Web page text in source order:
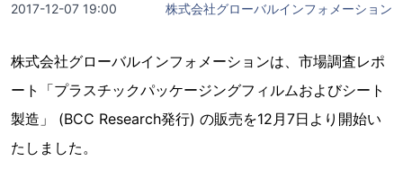
2017-12-07 19:00 株式会社グローバルインフォメーション
株式会社グローバルインフォメーションは、市場調査レポ
ート「プラスチックパッケージングフィルムおよびシート
製造」 (BCC Research発行) の販売を12月7日より開始い
たしました。